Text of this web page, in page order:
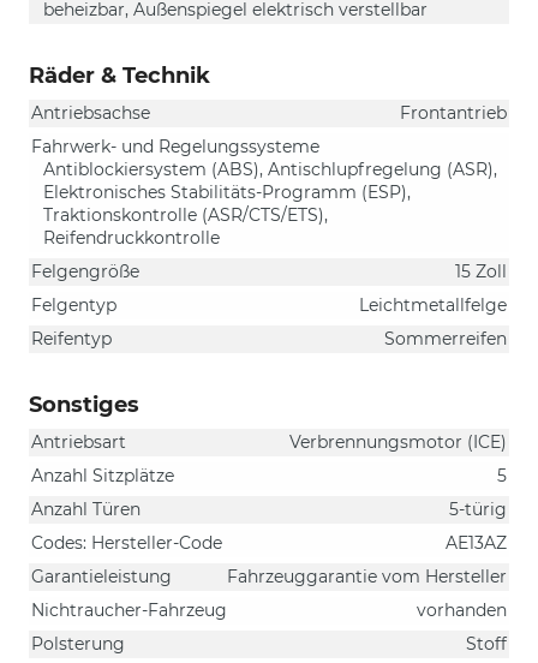
beheizbar, Außenspiegel elektrisch verstellbar
Räder & Technik
Antriebsachse
Frontantrieb
Fahrwerk- und Regelungssysteme
Antiblockiersystem (ABS), Antischlupfregelung (ASR),
Elektronisches Stabilitäts-Programm (ESP),
Traktionskontrolle (ASR/CTS/ETS),
Reifendruckkontrolle
Felgengröße
15 Zoll
Felgentyp
Leichtmetallfelge
Reifentyp
Sommerreifen
Sonstiges
Antriebsart
Verbrennungsmotor (ICE)
Anzahl Sitzplätze
5
Anzahl Türen
5-türig
Codes: Hersteller-Code
AE13AZ
Garantieleistung
Fahrzeuggarantie vom Hersteller
Nichtraucher-Fahrzeug
vorhanden
Polsterung
Stoff